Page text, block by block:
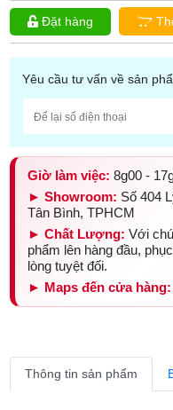
Đặt hàng
Yêu cầu tư vấn về sản
Giờ làm việc: 8g00 -
► Showroom: Số 404
Tân Bình, TPHCM
► Chất Lượng: Với
phẩm lên hàng đầu,
lòng tuyệt đối.
► Maps đến cửa hàng:
Thông tin sản phẩm